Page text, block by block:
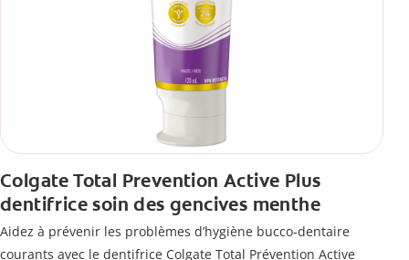
Colgate Total Prevention Active Plus
dentifrice soin des gencives menthe
Aidez à prévenir les problèmes d’hygiène bucco-dentaire
courants avec le dentifrice Colgate Total Prévention Active